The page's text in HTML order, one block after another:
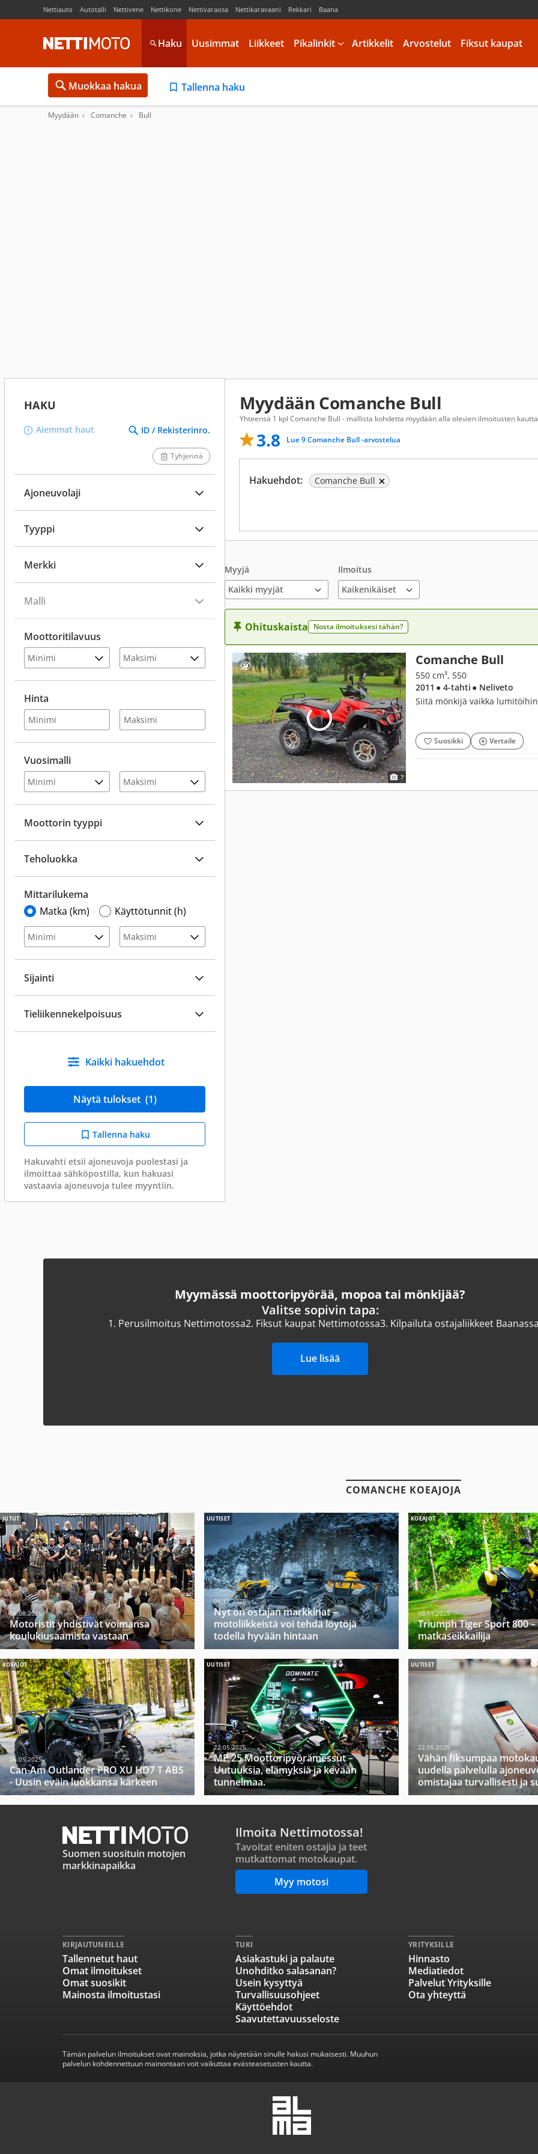
Nettiauto Autotalli Nettivene Nettikone Nettivaraosa Nettikaravaani Rekkari Baana
Haku Uusimmat Liikkeet Pikalinkit Artikkelit Arvostelut Fiksut kaupat
Muokkaa hakua Tallenna haku
Myydään Comanche Bull
HAKU
Aiemmat haut ID / Rekisterinro.
Tyhjennä
Ajoneuvolaji
Tyyppi
Merkki
Malli
Moottoritilavuus
Hinta
Vuosimalli
Moottorin tyyppi
Teholuokka
Mittarilukema
Matka (km)
Käyttötunnit (h)
Sijainti
Tieliikennekelpoisuus
Kaikki hakuehdot
Näytä tulokset (1)
Tallenna haku
Hakuvahti etsii ajoneuvoja puolestasi ja
ilmoittaa sähköpostilla, kun hakuasi
vastaavia ajoneuvoja tulee myyntiin.
Myydään Comanche Bull
Yhteensä 1 kpl Comanche Bull - mallista kohdetta myydään alla olevien ilmoitusten
3.8 Lue 9 Comanche Bull -arvostelua
Hakuehdot: Comanche Bull
Myyjä
Kaikki myyjät
Ilmoitus
Ohituskaista Nosta ilmoituksesi tähän?
7
Comanche Bull
550 cm³, 550
2011 ● 4-tahti ● Neliveto
Siitä mönkijä vaikka lumitöihin
Suosikki Vertaile
Myymässä moottoripyörää, mopoa tai mönkijää?
Valitse sopivin tapa:
1. Perusilmoitus Nettimotossa2. Fiksut kaupat Nettimotossa3. Kilpailuta ostajaliikkeet
Lue lisää
COMANCHE KOEAJOJA
JUTUT
06.08.2026
Motoristit yhdistivät voimansa
koulukiusaamista vastaan
UUTISET
01.12.2025
Nyt on ostajan markkinat –
motoliikkeistä voi tehdä löytöjä
todella hyvään hintaan
KOEAJOT
10.11.2025
Triumph Tiger Sport 800
matkaseikkailija
KOEAJOT
26.05.2025
Can-Am Outlander PRO XU HD7 T ABS
- Uusin eväin luokkansa kärkeen
UUTISET
22.05.2025
MP 25 Moottoripyörämessut –
Uutuuksia, elämyksiä ja kevään
tunnelmaa.
UUTISET
22.05.2025
Vähän fiksumpaa
uudella palvelulla
omistajaa turvallisesti ja
Suomen suosituin motojen
markkinapaikka
Ilmoita Nettimotossa!
Tavoitat eniten ostajia ja teet
mutkattomat motokaupat.
Myy motosi
KIRJAUTUNEILLE
Tallennetut haut
Omat ilmoitukset
Omat suosikit
Mainosta ilmoitustasi
TUKI
Asiakastuki ja palaute
Unohditko salasanan?
Usein kysyttyä
Turvallisuusohjeet
Käyttöehdot
Saavutettavuusseloste
YRITYKSILLE
Hinnasto
Mediatiedot
Palvelut Yrityksille
Ota yhteyttä
Tämän palvelun ilmoitukset ovat mainoksia, jotka näytetään sinulle hakusi mukaisesti. Muuhun
palvelun kohdennettuun mainontaan voit vaikuttaa evästeasetusten kautta.